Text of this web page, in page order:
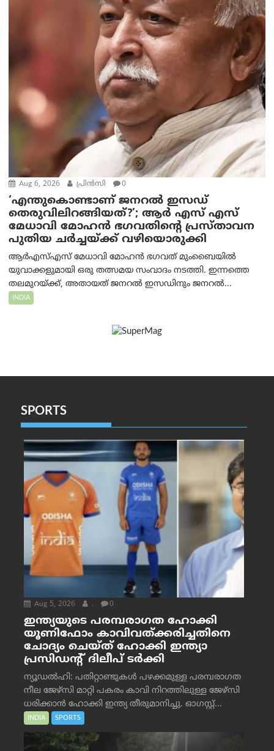
Aug 6, 2026 പ്രിന്‍സി 0
‘എന്തുകൊണ്ടാണ് ജനറൽ ഇസഡ്
തെരുവിലിറങ്ങിയത്?’; ആര്‍ എസ് എസ്
മേധാവി മോഹൻ ഭഗവതിന്റെ പ്രസ്താവന
പുതിയ ചര്‍ച്ചയ്ക്ക് വഴിയൊരുക്കി
ആർ‌എസ്‌എസ് മേധാവി മോഹൻ ഭഗവത് മുംബൈയിൽ
യുവാക്കളുമായി ഒരു തത്സമയ സംവാദം നടത്തി. ഇന്നത്തെ
തലമുറയ്ക്ക്, അതായത് ജനറൽ ഇസഡിനും ജനറൽ...
INDIA
SPORTS
Aug 5, 2026 . 0
ഇന്ത്യയുടെ പരമ്പരാഗത ഹോക്കി
യൂണിഫോം കാവിവത്ക്കരിച്ചതിനെ
ചോദ്യം ചെയ്ത് ഹോക്കി ഇന്ത്യാ
പ്രസിഡന്റ് ദിലീപ് ടര്‍ക്കി
ന്യൂഡൽഹി: പതിറ്റാണ്ടുകൾ പഴക്കമുള്ള പരമ്പരാഗത
നീല ജേഴ്‌സി മാറ്റി പകരം കാവി നിറത്തിലുള്ള ജേഴ്‌സി
ധരിക്കാൻ ഹോക്കി ഇന്ത്യ തീരുമാനിച്ചു. ഓഗസ്റ്റ്...
INDIA SPORTS